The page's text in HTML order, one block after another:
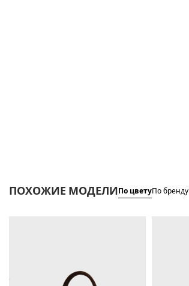
ПОХОЖИЕ МОДЕЛИПо цветуПо бренду